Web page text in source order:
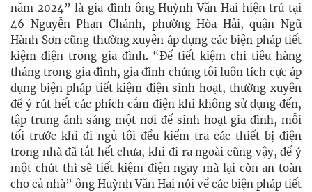
năm 2024” là gia đình ông Huỳnh Văn Hai hiện trú tại
46 Nguyễn Phan Chánh, phường Hòa Hải, quận Ngũ
Hành Sơn cũng thường xuyên áp dụng các biện pháp tiết
kiệm điện trong gia đình. “Để tiết kiệm chi tiêu hàng
tháng trong gia đình, gia đình chúng tôi luôn tích cực áp
dụng biện pháp tiết kiệm điện sinh hoạt, thường xuyên
để ý rút hết các phích cắm điện khi không sử dụng đến,
tập trung ánh sáng một nơi để sinh hoạt gia đình, mỗi
tối trước khi đi ngủ tôi đều kiểm tra các thiết bị điện
trong nhà đã tắt hết chưa, khi đi ra ngoài cũng vậy, để ý
một chút thì sẽ tiết kiệm điện ngay mà lại còn an toàn
cho cả nhà” ông Huỳnh Văn Hai nói về các biện pháp tiết